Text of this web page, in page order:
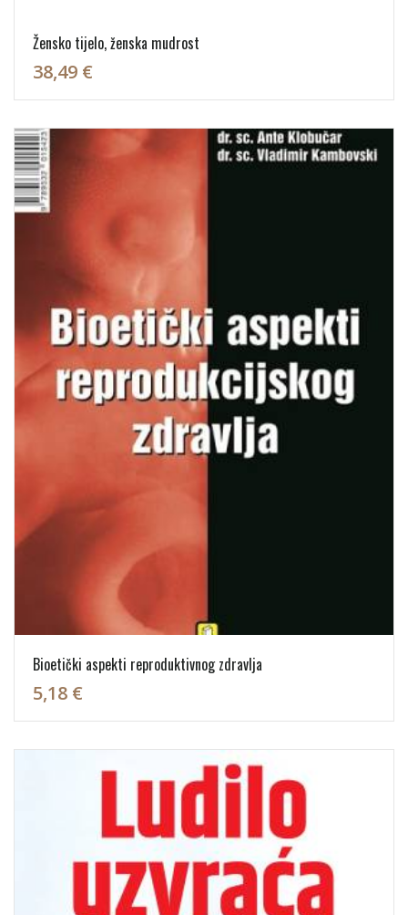
Žensko tijelo, ženska mudrost
38,49 €
Bioetički aspekti reproduktivnog zdravlja
5,18 €